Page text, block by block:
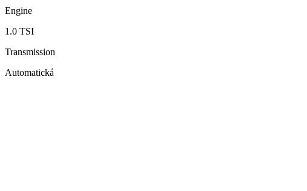
Engine
1.0 TSI
Transmission
Automatická